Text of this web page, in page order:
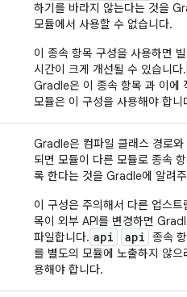
하기를 바라지 않는다는 것을
모듈에서 사용할 수 없습니다.
이 종속 항목 구성을 사용하면
시간이 크게 개선될 수 있습니다.
Gradle은 이 종속 항목 과 이에
모듈은 이 구성을 사용해야 합니
Gradle은 컴파일 클래스 경로와
되면 모듈이 다른 모듈로 종속
록 한다는 것을 Gradle에 알려
이 구성은 주의해서 다른 업스
목이 외부 API를 변경하면
파일합니다. api api 종속
를 별도의 모듈에 노출하지 않
용해야 합니다.